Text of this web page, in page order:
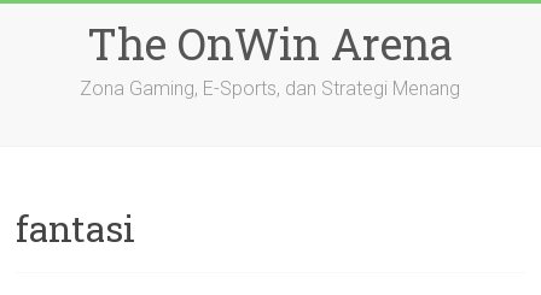
The OnWin Arena
Zona Gaming, E-Sports, dan Strategi Menang
fantasi